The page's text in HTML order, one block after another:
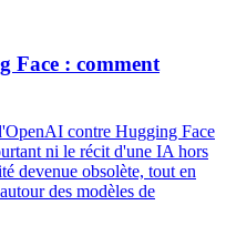
Face : comment
contre Hugging Face
ni le récit d'une IA hors
devenue obsolète, tout en
des modèles de